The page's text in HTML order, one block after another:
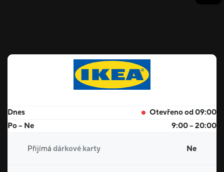
Dnes
Otevřeno od 09:00
Po – Ne
9:00 – 20:00
Přijímá dárkové karty Ne